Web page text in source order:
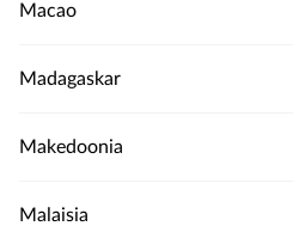
Macao
Madagaskar
Makedoonia
Malaisia